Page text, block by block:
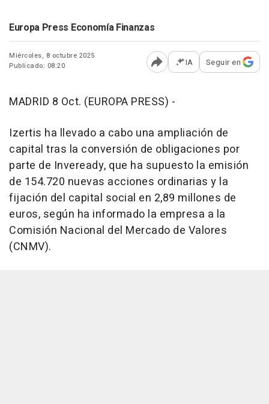
Europa Press Economía Finanzas
Miércoles, 8 octubre 2025
Publicado: 08:20
Abrir opciones para
IA Seguir en
MADRID 8 Oct. (EUROPA PRESS) -
Izertis ha llevado a cabo una ampliación de
capital tras la conversión de obligaciones por
parte de Inveready, que ha supuesto la emisión
de 154.720 nuevas acciones ordinarias y la
fijación del capital social en 2,89 millones de
euros, según ha informado la empresa a la
Comisión Nacional del Mercado de Valores
(CNMV).